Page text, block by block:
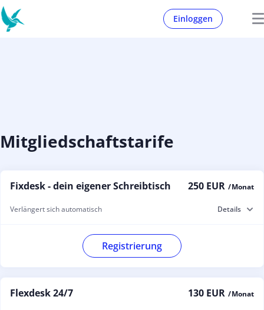
Einloggen
Mitgliedschaftstarife
Fixdesk - dein eigener Schreibtisch 250 EUR / Monat
Verlängert sich automatisch Details
Registrierung
Flexdesk 24/7 130 EUR / Monat